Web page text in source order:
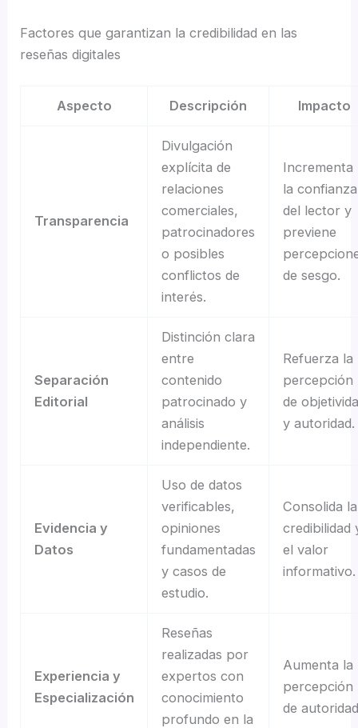
Factores que garantizan la credibilidad en las
reseñas digitales
Aspecto Descripción Impacto
Transparencia
Divulgación
explícita de
relaciones
comerciales,
patrocinadores
o posibles
conflictos de
interés.
Incrementa
la confianza
del lector y
previene
de sesgo.
Separación
Editorial
Distinción clara
entre
contenido
patrocinado y
análisis
independiente.
Refuerza la
percepción
de
y autoridad.
Evidencia y
Datos
Uso de datos
verificables,
opiniones
fundamentadas
y casos de
estudio.
Consolida la
credibilidad
el valor
informativo.
Experiencia y
Especialización
Reseñas
realizadas por
expertos con
conocimiento
profundo en la
Aumenta la
percepción
de